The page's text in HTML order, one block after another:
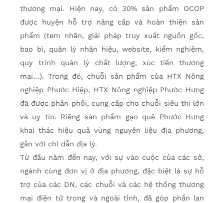
thương mại. Hiện nay, có 30% sản phẩm OCOP
được huyện hỗ trợ nâng cấp và hoàn thiện sản
phẩm (tem nhãn, giải pháp truy xuất nguồn gốc,
bao bì, quản lý nhãn hiệu, website, kiểm nghiệm,
quy trình quản lý chất lượng, xúc tiến thương
mại…). Trong đó, chuỗi sản phẩm của HTX Nông
nghiệp Phước Hiệp, HTX Nông nghiệp Phước Hưng
đã được phân phối, cung cấp cho chuỗi siêu thị lớn
và uy tín. Riêng sản phẩm gạo quê Phước Hưng
khai thác hiệu quả vùng nguyên liệu địa phương,
gắn với chỉ dẫn địa lý.
Từ đầu năm đến nay, với sự vào cuộc của các sở,
ngành cùng đơn vị ở địa phương, đặc biệt là sự hỗ
trợ của các DN, các chuỗi và các hệ thống thương
mại điện tử trong và ngoài tỉnh, đã góp phần lan